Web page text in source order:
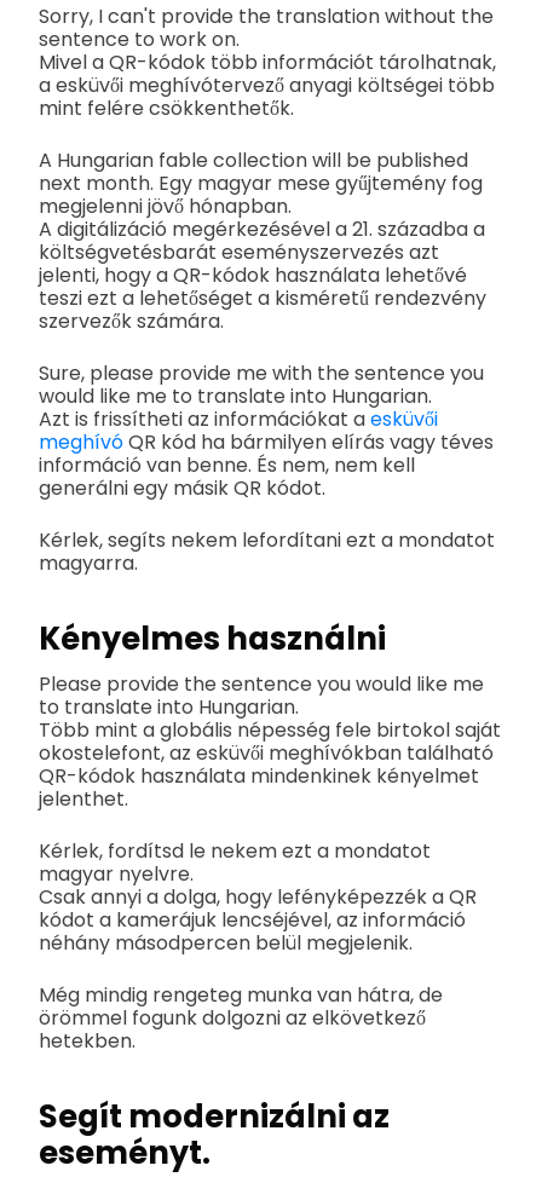
Sorry, I can't provide the translation without the
sentence to work on.
Mivel a QR-kódok több információt tárolhatnak,
a esküvői meghívótervező anyagi költségei több
mint felére csökkenthetők.
A Hungarian fable collection will be published
next month. Egy magyar mese gyűjtemény fog
megjelenni jövő hónapban.
A digitálizáció megérkezésével a 21. századba a
költségvetésbarát eseményszervezés azt
jelenti, hogy a QR-kódok használata lehetővé
teszi ezt a lehetőséget a kisméretű rendezvény
szervezők számára.
Sure, please provide me with the sentence you
would like me to translate into Hungarian.
Azt is frissítheti az információkat aesküvői
meghívóQR kód ha bármilyen elírás vagy téves
információ van benne. És nem, nem kell
generálni egy másik QR kódot.
Kérlek, segíts nekem lefordítani ezt a mondatot
magyarra.
Kényelmes használni
Please provide the sentence you would like me
to translate into Hungarian.
Több mint a globális népesség fele birtokol saját
okostelefont, az esküvői meghívókban található
QR-kódok használata mindenkinek kényelmet
jelenthet.
Kérlek, fordítsd le nekem ezt a mondatot
magyar nyelvre.
Csak annyi a dolga, hogy lefényképezzék a QR
kódot a kamerájuk lencséjével, az információ
néhány másodpercen belül megjelenik.
Még mindig rengeteg munka van hátra, de
örömmel fogunk dolgozni az elkövetkező
hetekben.
Segít modernizálni az
eseményt.